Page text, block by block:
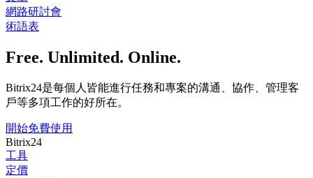
網路研討會
術語表
Free. Unlimited. Online.
Bitrix24是每個人皆能進行任務和專案的溝通、協作、管理客
戶等多項工作的好所在。
開始免費使用
Bitrix24
工具
定價